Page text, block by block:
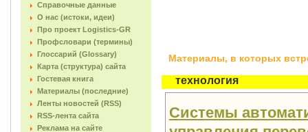
Справочные данные
О нас (истоки, идеи)
Про проект Logistics-GR
Профсловари (термины)
Глоссарий (Glossary)
Карта (структура) сайта
Гостевая книга
Материалы (последние)
Ленты новостей (RSS)
RSS-лента сайта
Реклама на сайте
Материалы, в которых
технология
Системы